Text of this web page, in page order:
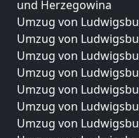
und Herzegowina
Umzug von
Umzug von
Umzug von
Umzug von
Umzug von
Umzug von
Umzug von